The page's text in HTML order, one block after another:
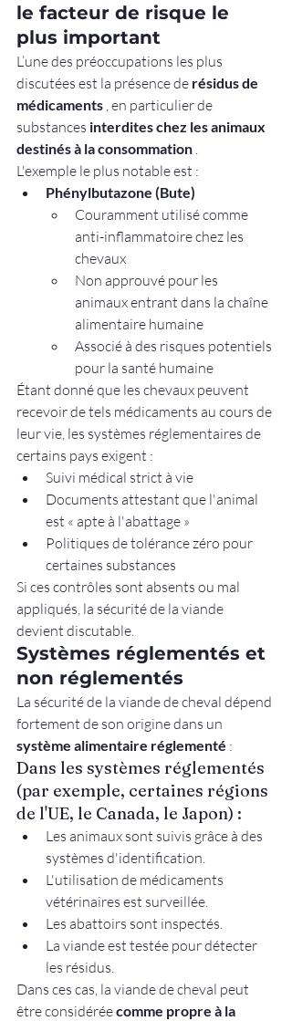
le facteur de risque le
plus important
L’une des préoccupations les plus
discutées est la présence de résidus de
médicaments , en particulier de
substances interdites chez les animaux
destinés à la consommation
L'exemple le plus notable est :
Phénylbutazone (Bute)
Couramment utilisé comme
anti-inflammatoire chez les
chevaux
Non approuvé pour les
animaux entrant dans la chaîne
alimentaire humaine
Associé à des risques potentiels
pour la santé humaine
Étant donné que les chevaux peuvent
recevoir de tels médicaments au cours de
leur vie, les systèmes réglementaires de
certains pays exigent :
Suivi médical strict à vie
Documents attestant que l'animal
est « apte à l'abattage »
Politiques de tolérance zéro pour
certaines substances
Si ces contrôles sont absents ou mal
appliqués, la sécurité de la viande
devient discutable.
Systèmes réglementés et
non réglementés
La sécurité de la viande de cheval dépend
fortement de son origine dans un
système alimentaire réglementé :
Dans les systèmes réglementés
(par exemple, certaines régions
de l'UE, le Canada, le Japon) :
Les animaux sont suivis grâce à des
systèmes d'identification.
L'utilisation de médicaments
vétérinaires est surveillée.
Les abattoirs sont inspectés.
La viande est testée pour détecter
les résidus.
Dans ces cas, la viande de cheval peut
être considérée comme propre à la